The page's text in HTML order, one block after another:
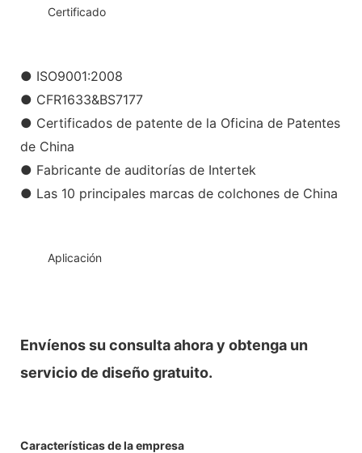
Certificado
● ISO9001:2008
● CFR1633&BS7177
● Certificados de patente de la Oficina de Patentes
de China
● Fabricante de auditorías de Intertek
● Las 10 principales marcas de colchones de China
Aplicación
Envíenos su consulta ahora y obtenga un
servicio de diseño gratuito.
Características de la empresa